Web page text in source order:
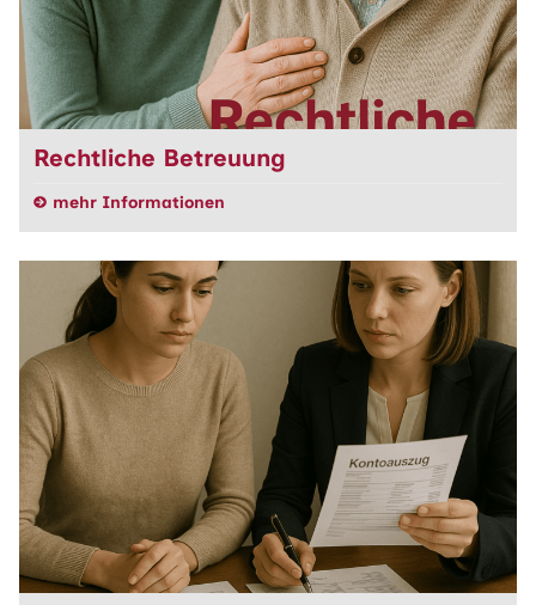
Rechtliche Betreuung
mehr Informationen